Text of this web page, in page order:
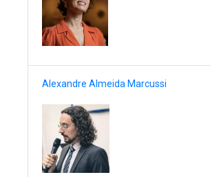
Alexandre Almeida Marcussi